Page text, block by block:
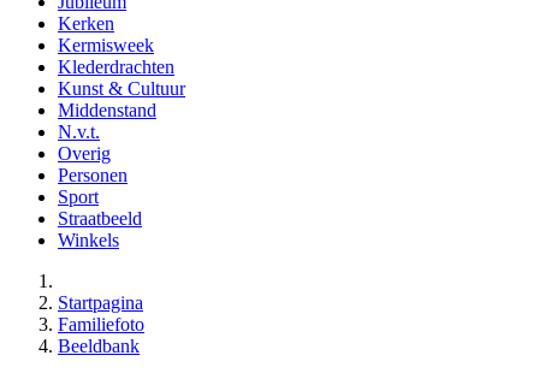
Kerken
Kermisweek
Klederdrachten
Kunst & Cultuur
Middenstand
N.v.t.
Overig
Personen
Sport
Straatbeeld
Winkels
Startpagina
Familiefoto
Beeldbank